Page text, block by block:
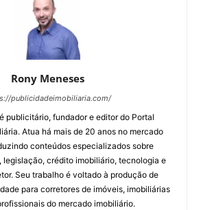
Rony Meneses
publicidadeimobiliaria.com/
publicitário, fundador e editor do Portal
Atua há mais de 20 anos no mercado
conteúdos especializados sobre
legislação, crédito imobiliário, tecnologia e
Seu trabalho é voltado à produção de
para corretores de imóveis, imobiliárias
do mercado imobiliário.